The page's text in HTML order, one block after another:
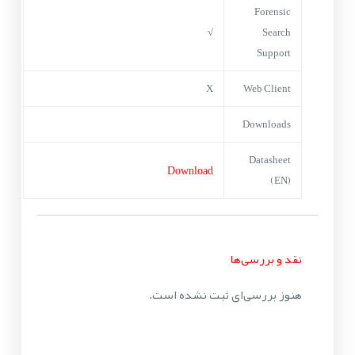
Forensic
Search
Support
√
Web Client
X
Downloads
Datasheet
(EN)
Download
نقد و بررسی‌ها
هنوز بررسی‌ای ثبت نشده است.